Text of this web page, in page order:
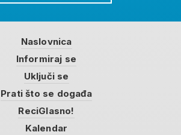
Naslovnica
Informiraj se
Uključi se
Prati što se događa
ReciGlasno!
Kalendar